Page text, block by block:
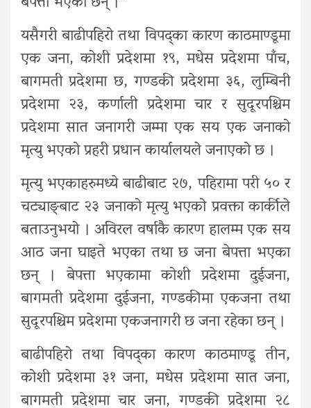
यसैगरी बाढीपहिरो तथा विपद्का कारण काठमाण्डूमा
एक जना, कोशी प्रदेशमा १९, मधेस प्रदेशमा पाँच,
बागमती प्रदेशमा छ, गण्डकी प्रदेशमा ३६, लुम्बिनी
प्रदेशमा २३, कर्णाली प्रदेशमा चार र सुदूरपश्चिम
प्रदेशमा सात जनागरी जम्मा एक सय एक जनाको
मृत्यु भएको प्रहरी प्रधान कार्यालयले जनाएको छ ।
मृत्यु भएकाहरुमध्ये बाढीबाट २७, पहिरामा परी ५० र
चट्याङ्बाट २३ जनाको मृत्यु भएको प्रवक्ता कार्कीले
बताउनुभयो । अविरल वर्षाकै कारण हालम्म एक सय
आठ जना घाइते भएका तथा छ जना बेपत्ता भएका
छन् । बेपत्ता भएकामा कोशी प्रदेशमा दुईजना,
बागमती प्रदेशमा दुईजना, गण्डकीमा एकजना तथा
सुदूरपश्चिम प्रदेशमा एकजनागरी छ जना रहेका छन् ।
बाढीपहिरो तथा विपद्का कारण काठमाण्डू तीन,
कोशी प्रदेशमा ३१ जना, मधेस प्रदेशमा सात जना,
बागमती प्रदेशमा चार जना, गण्डकी प्रदेशमा २८